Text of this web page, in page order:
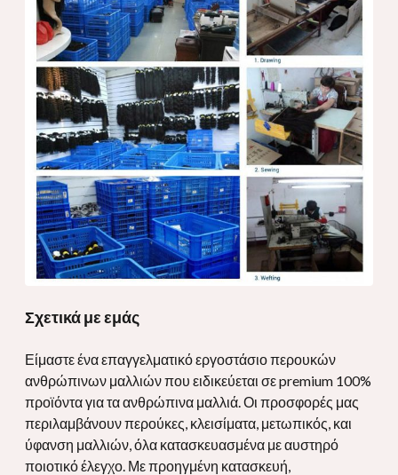
Σχετικά με εμάς
Είμαστε ένα επαγγελματικό εργοστάσιο περουκών
ανθρώπινων μαλλιών που ειδικεύεται σε premium 100%
προϊόντα για τα ανθρώπινα μαλλιά. Οι προσφορές μας
περιλαμβάνουν περούκες, κλεισίματα, μετωπικός, και
ύφανση μαλλιών, όλα κατασκευασμένα με αυστηρό
ποιοτικό έλεγχο. Με προηγμένη κατασκευή,